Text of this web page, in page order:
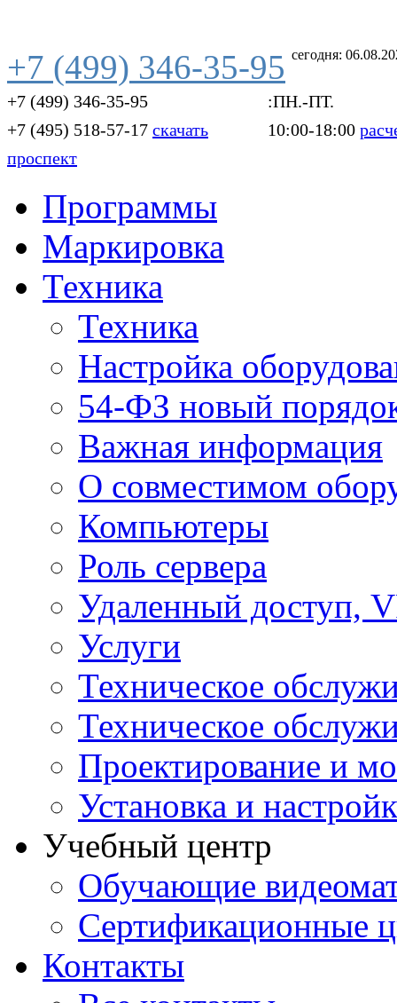
сегодня:
+7 (499) 346-35-95
+7 (499) 346-35-95
+7 (495) 518-57-17 скачать
проспект
:ПН.-ПТ.
10:00-18:00
Программы
Маркировка
Техника
Техника
Настройка
54-ФЗ новый
Важная информация
О совместимом
Компьютеры
Роль сервера
Удаленный доступ,
Услуги
Техническое
Техническое
Проектирование и
Установка и
Учебный центр
Обучающие
Сертификационные
Контакты